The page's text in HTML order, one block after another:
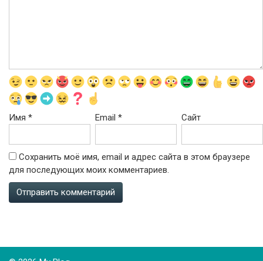
Имя * Email* Сайт
Сохранить моё имя, email и адрес сайта в этом браузере
для последующих моих комментариев.